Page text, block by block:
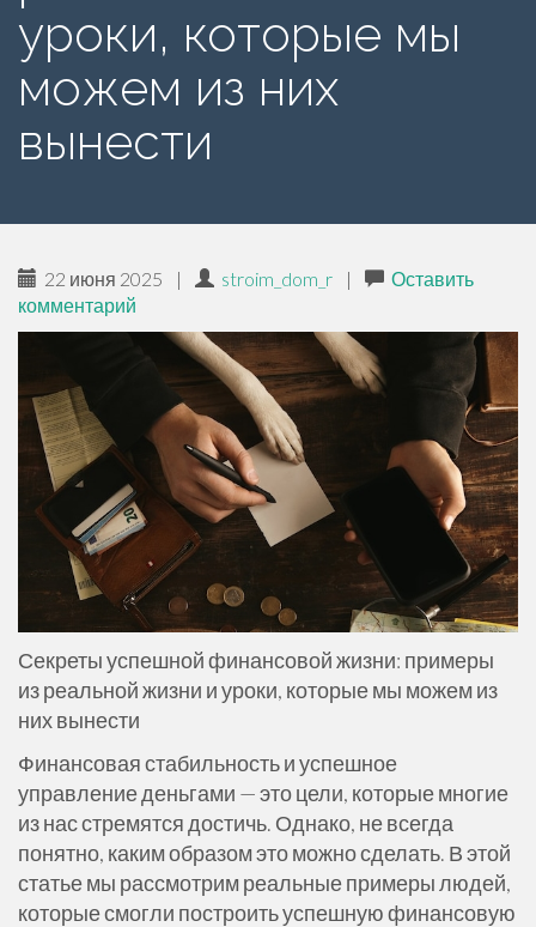
у
уроки, которые мы
можем из них
вынести
22 июня 2025 | stroim_dom_r |
Оставить
комментарий
Секреты успешной финансовой жизни: примеры
из реальной жизни и уроки, которые мы можем из
них вынести
Финансовая стабильность и успешное
управление деньгами — это цели, которые многие
из нас стремятся достичь. Однако, не всегда
понятно, каким образом это можно сделать. В этой
статье мы рассмотрим реальные примеры людей,
которые смогли построить успешную финансовую